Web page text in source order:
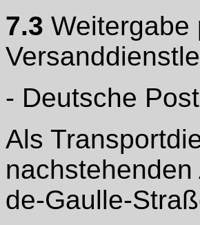
7.3 Weitergabe
- Deutsche
Als
de-Gaulle-